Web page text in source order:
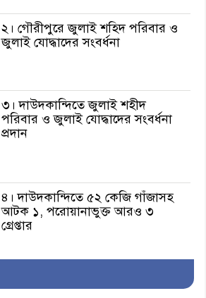
২। গৌরীপুরে জুলাই শহিদ পরিবার ও
জুলাই যোদ্ধাদের সংবর্ধনা
৩। দাউদকান্দিতে জুলাই শহীদ
পরিবার ও জুলাই যোদ্ধাদের সংবর্ধনা
প্রদান
৪। দাউদকান্দিতে ৫২ কেজি গাঁজাসহ
আটক ১, পরোয়ানাভুক্ত আরও ৩
গ্রেপ্তার
৫। মেঘনা উপজেলা বিএনপির নতুন